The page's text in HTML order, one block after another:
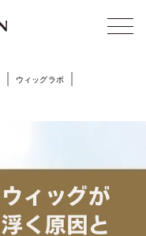
ウィッグラボ